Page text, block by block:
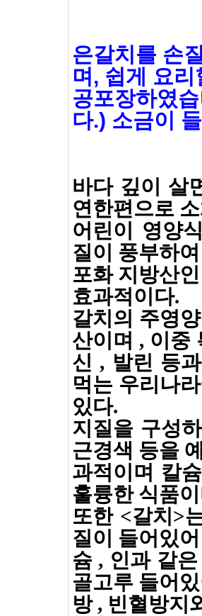
은갈치를 손
며, 쉽게 요
공포장하였
다.) 소금이
바다 깊이 살
연한편으로
어린이 영양
질이 풍부하
포화 지방산
효과적이다.
갈치의 주영
산이며 , 이중
신 , 발린 등
먹는 우리나
있다.
지질을 구성
근경색 등을
과적이며 칼
훌륭한 식품
또한 <갈치>
질이 들어있
슘 , 인과 같
골고루 들어
방 , 빈혈방지